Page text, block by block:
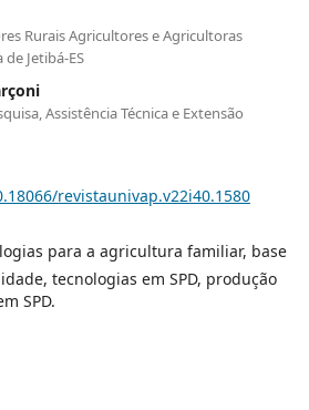
Rurais Agricultores e Agricultoras
Jetibá-ES
Assistência Técnica e Extensão
revistaunivap.v22i40.1580
para a agricultura familiar, base
tecnologias em SPD, produção
SPD.